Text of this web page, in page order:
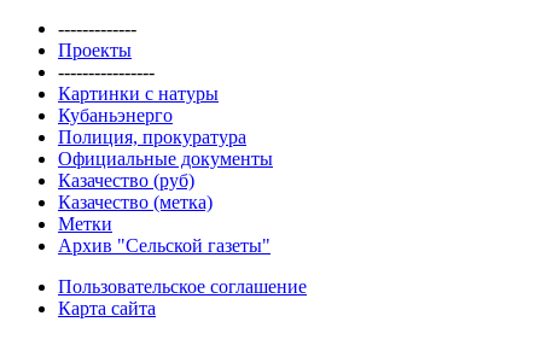
-------------
Проекты
----------------
Картинки с натуры
Кубаньэнерго
Полиция, прокуратура
Официальные документы
Казачество (руб)
Казачество (метка)
Метки
Архив "Сельской газеты"
Пользовательское соглашение
Карта сайта